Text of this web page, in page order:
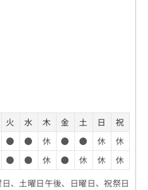
火 水 木 金 土 日
祝
● ● 休 ● ● 休
休
● ● 休 ● 休 休
休
、土曜日午後、日曜日、祝祭日